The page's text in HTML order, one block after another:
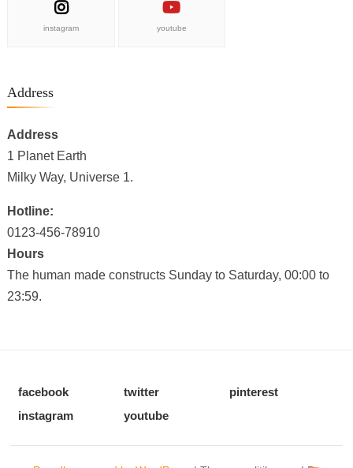
instagram youtube
Address
Address
1 Planet Earth
Milky Way, Universe 1.
Hotline:
0123-456-78910
Hours
The human made constructs Sunday to Saturday, 00:00 to
23:59.
facebook twitter
pinterest
instagram
youtube